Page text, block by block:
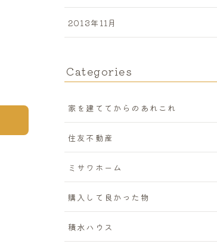
2013年11月
Categories
家を建ててからのあれこれ
住友不動産
ミサワホーム
購入して良かった物
積水ハウス